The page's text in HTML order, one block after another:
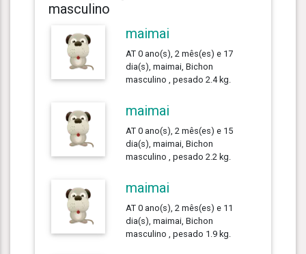
masculino
maimai
AT 0 ano(s), 2 mês(es) e 17
dia(s), maimai, Bichon
masculino , pesado 2.4 kg.
maimai
AT 0 ano(s), 2 mês(es) e 15
dia(s), maimai, Bichon
masculino , pesado 2.2 kg.
maimai
AT 0 ano(s), 2 mês(es) e 11
dia(s), maimai, Bichon
masculino , pesado 1.9 kg.